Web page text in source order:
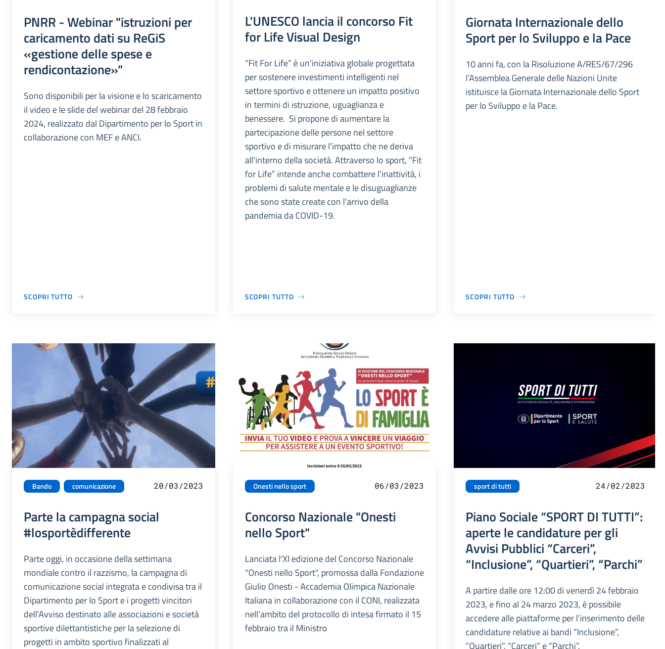
PNRR - Webinar "istruzioni per
caricamento dati su ReGiS
«gestione delle spese e
rendicontazione»"
Sono disponibili per la visione e lo scaricamento
il video e le slide del webinar del 28 febbraio
2024, realizzato dal Dipartimento per lo Sport in
collaborazione con MEF e ANCI.
SCOPRI TUTTO
L'UNESCO lancia il concorso Fit
for Life Visual Design
“Fit For Life” è un'iniziativa globale progettata
per sostenere investimenti intelligenti nel
settore sportivo e ottenere un impatto positivo
in termini di istruzione, uguaglianza e
benessere. Si propone di aumentare la
partecipazione delle persone nel settore
sportivo e di misurare l’impatto che ne deriva
all’interno della società. Attraverso lo sport, “Fit
for Life” intende anche combattere l’inattività, i
problemi di salute mentale e le disuguaglianze
che sono state create con l’arrivo della
pandemia da COVID-19.
SCOPRI TUTTO
Giornata Internazionale dello
Sport per lo Sviluppo e la Pace
10 anni fa, con la Risoluzione A/RES/67/296
l’Assemblea Generale delle Nazioni Unite
istituisce la Giornata Internazionale dello Sport
per lo Sviluppo e la Pace.
SCOPRI TUTTO
Bando comunicazione 20/03/2023
Parte la campagna social
#losportèdifferente
Parte oggi, in occasione della settimana
mondiale contro il razzismo, la campagna di
comunicazione social integrata e condivisa tra il
Dipartimento per lo Sport e i progetti vincitori
dell’Avviso destinato alle associazioni e società
sportive dilettantistiche per la selezione di
progetti in ambito sportivo finalizzati al
Onesti nello sport 06/03/2023
Concorso Nazionale "Onesti
nello Sport"
Lanciata l'XI edizione del Concorso Nazionale
"Onesti nello Sport", promossa dalla Fondazione
Giulio Onesti - Accademia Olimpica Nazionale
Italiana in collaborazione con il CONI, realizzata
nell’ambito del protocollo di intesa firmato il 15
febbraio tra il Ministro
sport di tutti 24/02/2023
Piano Sociale “SPORT DI TUTTI”:
aperte le candidature per gli
Avvisi Pubblici “Carceri”,
“Inclusione”, “Quartieri”, “Parchi”
A partire dalle ore 12:00 di venerdì 24 febbraio
2023, e fino al 24 marzo 2023, è possibile
accedere alle piattaforme per l’inserimento delle
candidature relative ai bandi “Inclusione”,
“Quartieri”, “Carceri” e “Parchi”.